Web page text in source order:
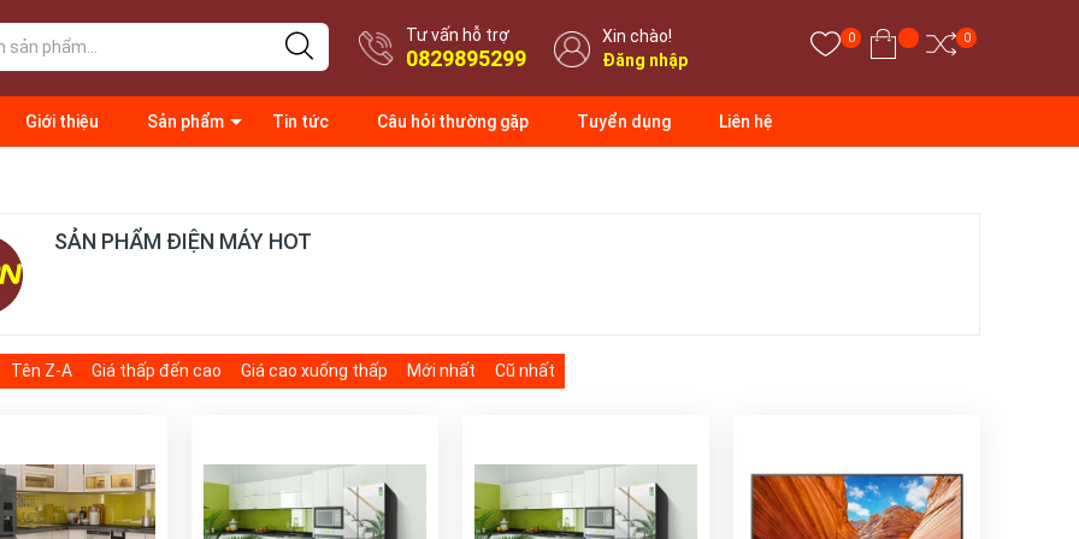
Tư vấn hỗ trợ
0829895299
Xin chào!
Đăng nhập
0 0
Giới thiệu Sản phẩm Tin tức Câu hỏi thường gặp Tuyển dụng Liên hệ
SẢN PHẨM ĐIỆN MÁY HOT
Tên Z-A Giá thấp đến cao Giá cao xuống thấp Mới nhất Cũ nhất